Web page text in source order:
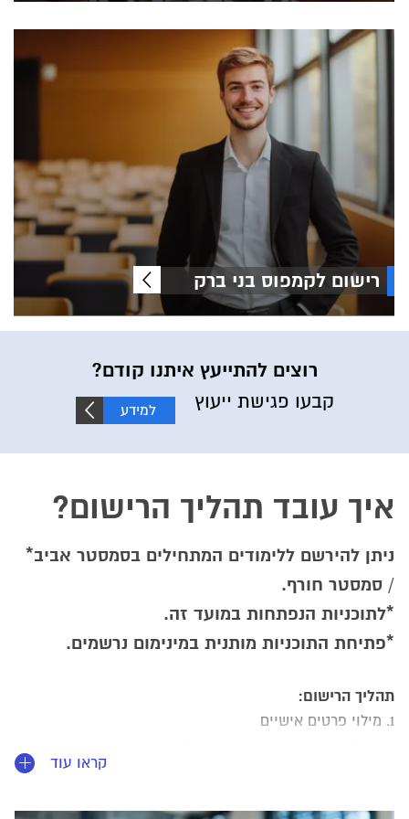
רישום לקמפוס בני ברק
רוצים להתייעץ איתנו קודם?
קבעו פגישת ייעוץ
למידע
איך עובד תהליך הרישום?
ניתן להירשם ללימודים המתחילים בסמסטר אביב*
/ סמסטר חורף.
*לתוכניות הנפתחות במועד זה.
*פתיחת התוכניות מותנית במינימום נרשמים.
תהליך הרישום:
1. מילוי פרטים אישיים
ניתן להירשם באופן עצמאי או לפנות למרכז הרישוםקראו עוד